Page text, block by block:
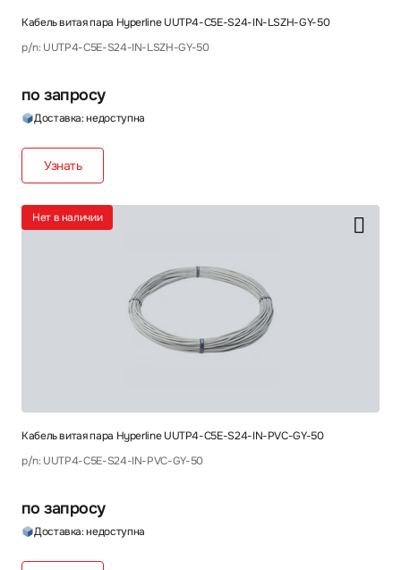
Кабель витая пара Hyperline UUTP4-C5E-S24-IN-LSZH-GY-50
p/n: UUTP4-C5E-S24-IN-LSZH-GY-50
по запросу
Доставка: недоступна
Узнать
Кабель витая пара Hyperline UUTP4-C5E-S24-IN-PVC-GY-50
p/n: UUTP4-C5E-S24-IN-PVC-GY-50
по запросу
Доставка: недоступна
Нет в наличии